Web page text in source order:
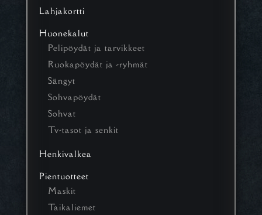
Lahjakortti
Huonekalut
Pelipöydät ja tarvikkeet
Ruokapöydät ja -ryhmät
Sängyt
Sohvapöydät
Sohvat
Tv-tasot ja senkit
Henkivalkea
Pientuotteet
Maskit
Taikaliemet